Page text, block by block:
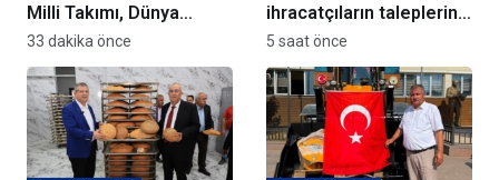
Milli Takımı, Dünya
Şampiyonu Oldu
33 dakika önce
ihracatçıların taleplerini
Bakan Yardımcısı Ağar’a
aktardı
5 saat önce